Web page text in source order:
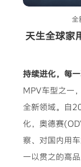
全
天生全球家
持续进化，每
MPV车型之一
全新领域。自
化，奥德赛
察、对国内用
一以贯之的高